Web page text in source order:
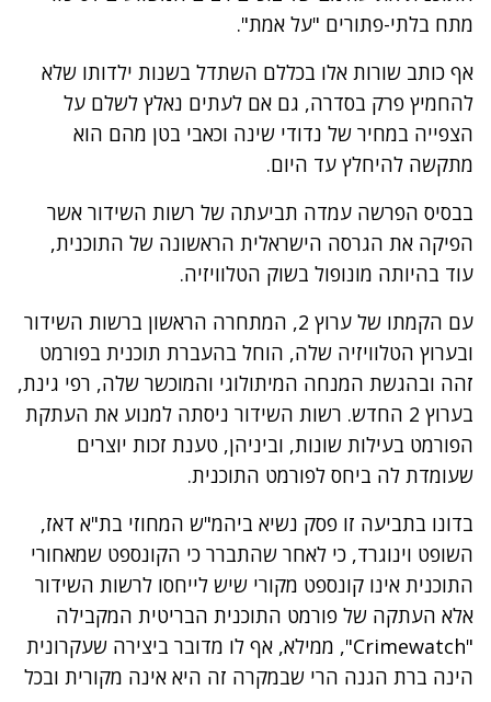
מתח בלתי-פתורים "על אמת".
אף כותב שורות אלו בכללם השתדל בשנות ילדותו שלא
להחמיץ פרק בסדרה, גם אם לעתים נאלץ לשלם על
הצפייה במחיר של נדודי שינה וכאבי בטן מהם הוא
מתקשה להיחלץ עד היום.
בבסיס הפרשה עמדה תביעתה של רשות השידור אשר
הפיקה את הגרסה הישראלית הראשונה של התוכנית,
עוד בהיותה מונופול בשוק הטלוויזיה.
עם הקמתו של ערוץ 2, המתחרה הראשון ברשות השידור
ובערוץ הטלוויזיה שלה, הוחל בהעברת תוכנית בפורמט
זהה ובהגשת המנחה המיתולוגי והמוכשר שלה, רפי גינת,
בערוץ 2 החדש. רשות השידור ניסתה למנוע את העתקת
הפורמט בעילות שונות, וביניהן, טענת זכות יוצרים
שעומדת לה ביחס לפורמט התוכנית.
בדונו בתביעה זו פסק נשיא ביהמ"ש המחוזי בת"א דאז,
השופט וינוגרד, כי לאחר שהתברר כי הקונספט שמאחורי
התוכנית אינו קונספט מקורי שיש לייחסו לרשות השידור
אלא העתקה של פורמט התוכנית הבריטית המקבילה
"Crimewatch", ממילא, אף לו מדובר ביצירה שעקרונית
הינה ברת הגנה הרי שבמקרה זה היא אינה מקורית ובכל